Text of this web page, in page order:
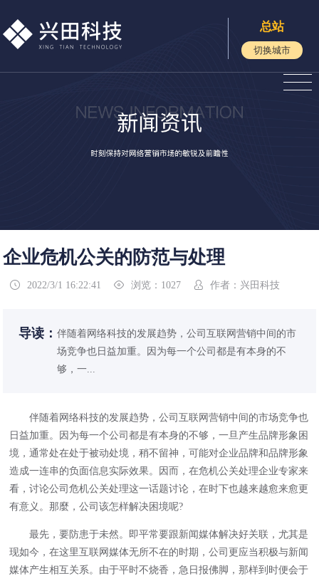
总站
切换城市
企业危机公关的防范与处理
 2022/3/1 16:22:41  浏览：1027  作者：兴田科技
导读：伴随着网络科技的发展趋势，公司互联网营销中间的市
场竞争也日益加重。因为每一个公司都是有本身的不
够，一...
伴随着网络科技的发展趋势，公司互联网营销中间的市场竞争也
日益加重。因为每一个公司都是有本身的不够，一旦产生品牌形象困
境，通常处在处于被动处境，稍不留神，可能对企业品牌和品牌形象
造成一连串的负面信息实际效果。因而，在危机公关处理企业专家来
看，讨论公司危机公关处理这一话题讨论，在时下也越来越愈来愈更
有意义。那麼，公司该怎样解决困境呢?
最先，要防患于未然。即平常要跟新闻媒体解决好关联，尤其是
现如今，在这里互联网媒体无所不在的时期，公司更应当积极与新闻
媒体产生相互关系。由于平时不烧香，急日报佛脚，那样到时便会于